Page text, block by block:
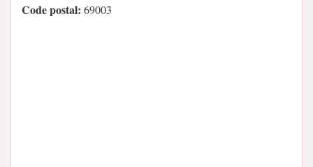
Code postal: 69003